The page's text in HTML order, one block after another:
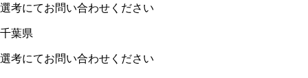
選考にてお問い合わせください
千葉県
選考にてお問い合わせください